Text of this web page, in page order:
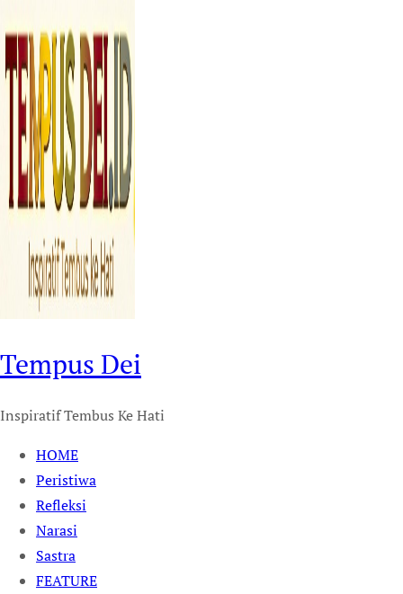
Tempus Dei
Inspiratif Tembus Ke Hati
HOME
Peristiwa
Refleksi
Narasi
Sastra
FEATURE